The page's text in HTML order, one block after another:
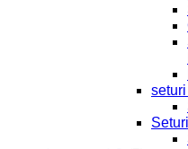
Seturi